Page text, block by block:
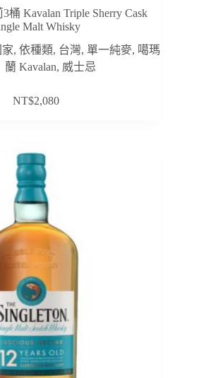
桶 Kavalan Triple Sherry Cask
Malt Whisky
,依種類, 台灣, 單一純麥, 噶瑪
蘭 Kavalan, 威士忌
NT$2,080